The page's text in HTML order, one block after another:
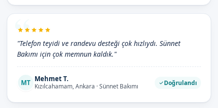
"Telefon teyidi ve randevu desteği çok hızlıydı. Sünnet
Bakımı için çok memnun kaldık."
MT Mehmet T.
Kızılcahamam, Ankara · Sünnet Bakımı Doğrulandı